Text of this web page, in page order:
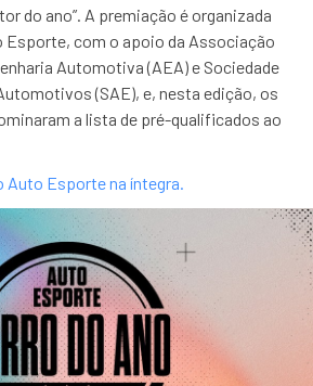
do ano”. A premiação é organizada
Esporte, com o apoio da Associação
Automotiva (AEA) e Sociedade
(SAE), e, nesta edição, os
a lista de pré-qualificados ao
Auto Esporte na íntegra.